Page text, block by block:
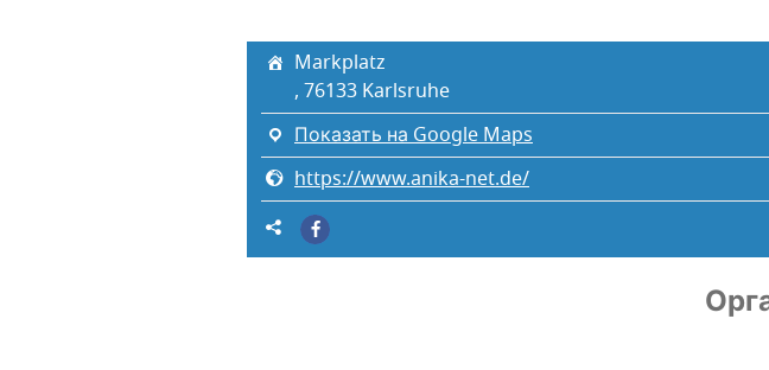
Markplatz
, 76133 Karlsruhe
Показать на Google Maps
https://www.anika-net.de/